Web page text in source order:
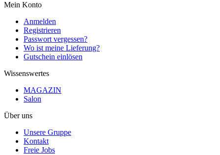
Mein Konto
Anmelden
Registrieren
Passwort vergessen?
Wo ist meine Lieferung?
Gutschein einlösen
Wissenswertes
MAGAZIN
Salon
Über uns
Unsere Gruppe
Kontakt
Freie Jobs